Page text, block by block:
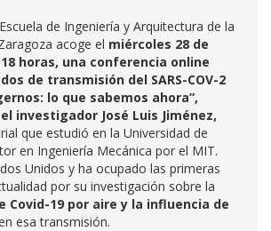
de Ingeniería y Arquitectura de la
acoge el miércoles 28 de
horas, una conferencia online
de transmisión del SARS-COV-2
lo que sabemos ahora”,
investigador José Luis Jiménez,
que estudió en la Universidad de
en Ingeniería Mecánica por el MIT.
Unidos y ha ocupado las primeras
por su investigación sobre la
Covid-19 por aire y la influencia de
esa transmisión.